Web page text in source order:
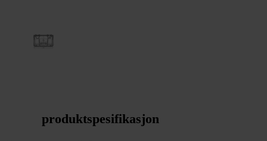
produktspesifikasjon